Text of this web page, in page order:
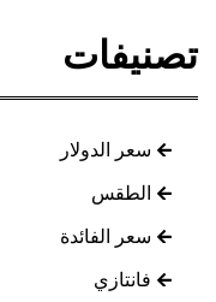
تصنيفات
سعر الدولار
الطقس
سعر الفائدة
فانتازي